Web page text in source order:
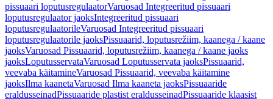
pissuaari loputusregulaatorVaruosad Integreeritud pissuaari
loputusregulaator jaoksIntegreeritud pissuaari
loputusregulaatorileVaruosad Integreeritud pissuaari
loputusregulaatorile jaoksPissuaarid, loputusrežiim, kaanega / kaane
jaoksVaruosad Pissuaarid, loputusrežiim, kaanega / kaane jaoks
jaoksLoputusservataVaruosad Loputusservata jaoksPissuaarid,
veevaba käitamineVaruosad Pissuaarid, veevaba käitamine
jaoksIlma kaanetaVaruosad Ilma kaaneta jaoksPissuaaride
eraldusseinadPissuaaride plastist eraldusseinadPissuaaride klaasist